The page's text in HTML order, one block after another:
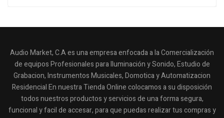
Audio Market, C.A es una empresa enfocada a la Comercialización
de equipos Profesionales para Iluminación y Sonido, Estudio de
Grabacion, Instrumentos Musicales, Domotica y Automatizacion
Residencial En nuestra Tienda Online colocamos a su disposición
todos nuestros productos y servicios de una forma segura,
funcional y facil de accesar, para que puedas realizar tus compras y